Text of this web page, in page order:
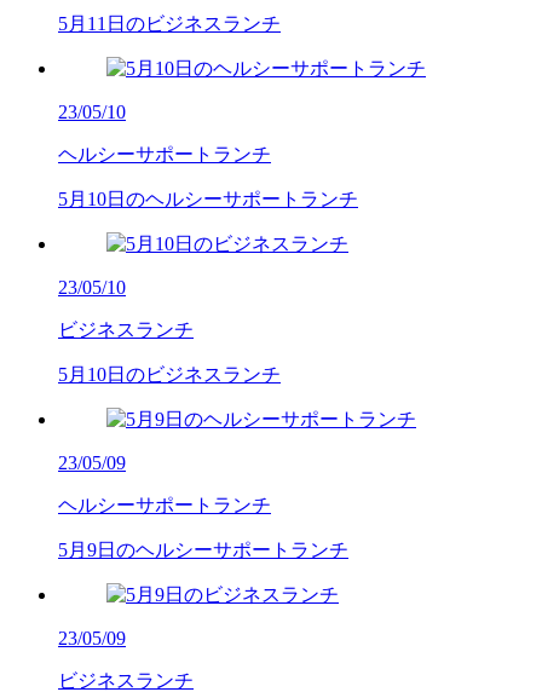
5月11日のビジネスランチ
23/05/10
ヘルシーサポートランチ
5月10日のヘルシーサポートランチ
23/05/10
ビジネスランチ
5月10日のビジネスランチ
23/05/09
ヘルシーサポートランチ
5月9日のヘルシーサポートランチ
23/05/09
ビジネスランチ